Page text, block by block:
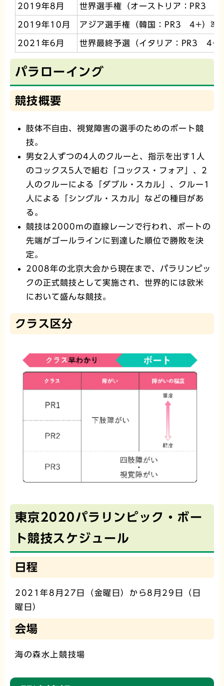
2019年8月 世界選手権（オーストリア：PR3
2019年10月 アジア選手権（韓国：PR3 4+）準
2021年6月 世界最終予選（イタリア：PR3 4+
パラローイング
競技概要
肢体不自由、視覚障害の選手のためのボート競
技。
男女2人ずつの4人のクルーと、指示を出す1人
のコックス5人で組む「コックス・フォア」、2
人のクルーによる「ダブル・スカル」、クルー1
人による「シングル・スカル」などの種目があ
る。
競技は2000ｍの直線レーンで行われ、ボートの
先端がゴールラインに到達した順位で勝敗を決
定。
2008年の北京大会から現在まで、パラリンピッ
クの正式競技として実施され、世界的には欧米
において盛んな競技。
クラス区分
東京2020パラリンピック・ボー
ト競技スケジュール
日程
2021年8月27日（金曜日）から8月29日（日
曜日）
会場
海の森水上競技場